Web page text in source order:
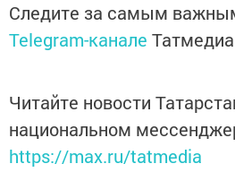
Следите за самым
Telegram-канале Татмедиа
Читайте новости
национальном
https://max.ru/tatmedia